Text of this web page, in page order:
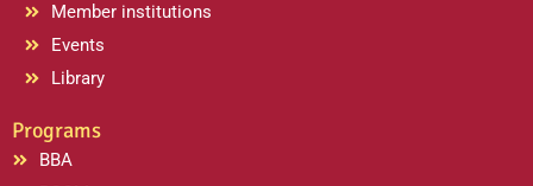
Member institutions
Events
Library
Programs
BBA